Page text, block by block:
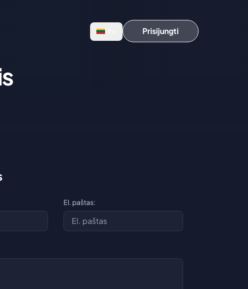
Prisijungti
El. paštas: